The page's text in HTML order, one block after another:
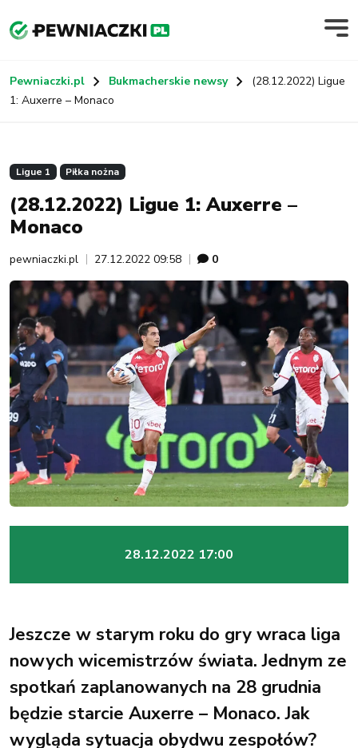
Pewniaczki.pl Bukmacherskie newsy
(28.12.2022) Ligue
1: Auxerre – Monaco
Ligue 1 Piłka nożna
(28.12.2022) Ligue 1: Auxerre –
Monaco
pewniaczki.pl 27.12.2022 09:58 0
28.12.2022 17:00
Jeszcze w starym roku do gry wraca liga
nowych wicemistrzów świata. Jednym ze
spotkań zaplanowanych na 28 grudnia
będzie starcie Auxerre – Monaco. Jak
wygląda sytuacja obydwu zespołów?